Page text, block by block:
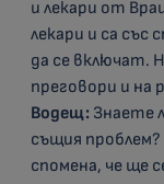
и лекари от
лекари и са със
да се включат.
преговори и на
Водещ: Знаете
същия
спомена, че ще